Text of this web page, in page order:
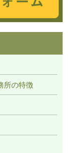
所の特徴